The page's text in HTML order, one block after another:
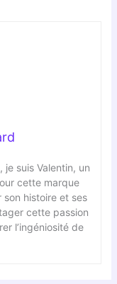
je suis Valentin, un
cette marque
son histoire et ses
cette passion
l’ingéniosité de